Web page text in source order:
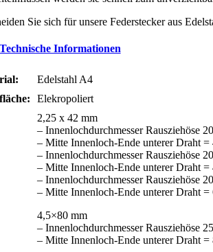
Sie sich für unsere Federstecker aus
Informationen
Edelstahl A4
Elekropoliert
2,25 x 42 mm
– Innenlochdurchmesser Rausziehöse
– Mitte Innenloch-Ende unterer Draht
– Innenlochdurchmesser Rausziehöse
– Mitte Innenloch-Ende unterer Draht
– Innenlochdurchmesser Rausziehöse
– Mitte Innenloch-Ende unterer Draht =
4,5×80 mm
– Innenlochdurchmesser Rausziehöse
– Mitte Innenloch-Ende unterer Draht =